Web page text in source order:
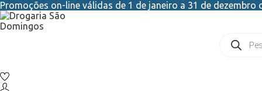
Promoções on-line válidas de 1 de janeiro a 31 de